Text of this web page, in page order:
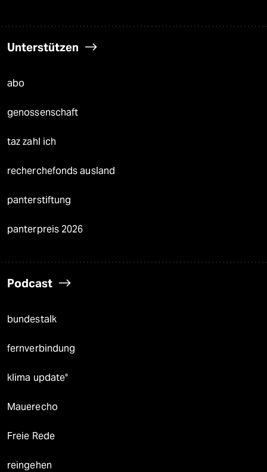
Unterstützen
abo
genossenschaft
taz zahl ich
recherchefonds ausland
panterstiftung
panterpreis 2026
Podcast
bundestalk
fernverbindung
klima update°
Mauerecho
Freie Rede
reingehen